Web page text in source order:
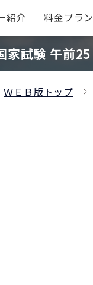
紹介 料金プラン
家試験 午前25
ＷＥＢ版トップ